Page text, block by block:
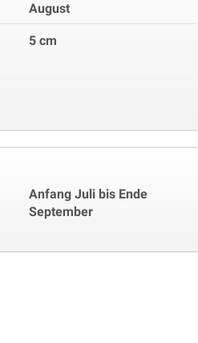
August
5 cm
Anfang Juli bis Ende
September